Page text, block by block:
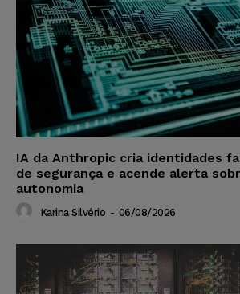
IA da Anthropic cria identidades
de segurança e acende alerta
autonomia
Karina Silvério - 06/08/2026